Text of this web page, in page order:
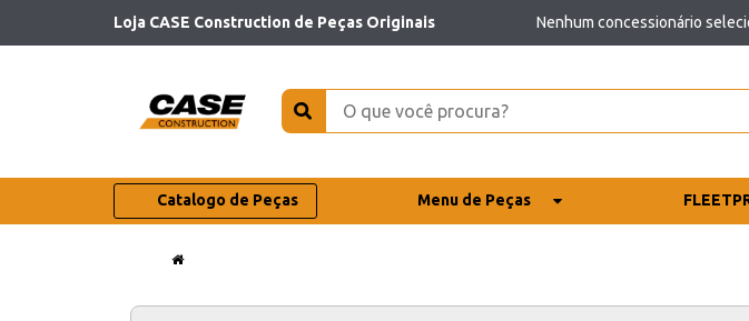
Loja CASE Construction de Peças Originais Nenhum concessionário
Catalogo de Peças Menu de Peças